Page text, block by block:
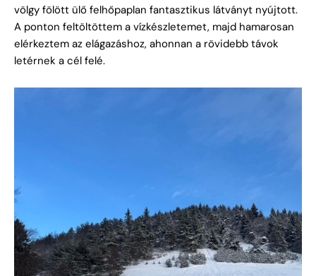
völgy fölött ülő felhőpaplan fantasztikus látványt nyújtott.
A ponton feltöltöttem a vízkészletemet, majd hamarosan
elérkeztem az elágazáshoz, ahonnan a rövidebb távok
letérnek a cél felé.